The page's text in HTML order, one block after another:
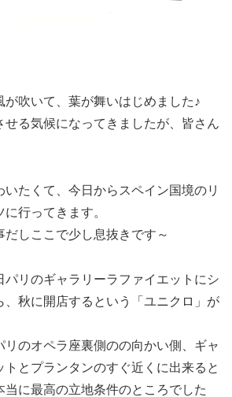
が吹いて、葉が舞いはじめました♪
せる気候になってきましたが、皆さん
いたくて、今日からスペイン国境のリ
行ってきます。
しここで少し息抜きです～
パリのギャラリーラファイエットにシ
、秋に開店するという「ユニクロ」が
リのオペラ座裏側のの向かい側、ギャ
トとプランタンのすぐ近くに出来ると
当に最高の立地条件のところでした